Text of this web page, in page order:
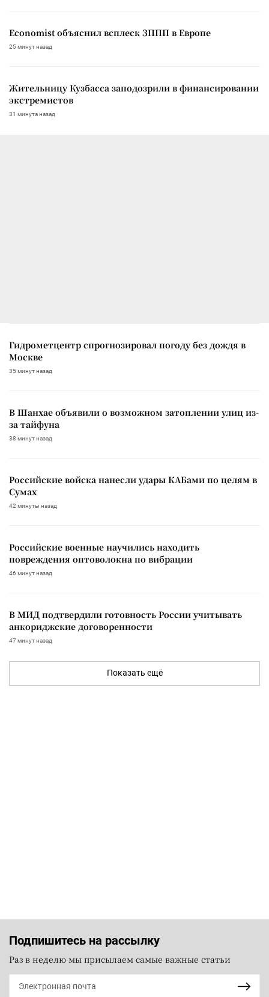
Economist объяснил всплеск ЗППП в Европе
25 минут назад
Жительницу Кузбасса заподозрили в финансировании
экстремистов
31 минута назад
Гидрометцентр спрогнозировал погоду без дождя в
Москве
35 минут назад
В Шанхае объявили о возможном затоплении улиц из-
за тайфуна
38 минут назад
Российские войска нанесли удары КАБами по целям в
Сумах
42 минуты назад
Российские военные научились находить
повреждения оптоволокна по вибрации
46 минут назад
В МИД подтвердили готовность России учитывать
анкориджские договоренности
47 минут назад
Показать ещё
Подпишитесь на рассылку
Раз в неделю мы присылаем самые важные статьи